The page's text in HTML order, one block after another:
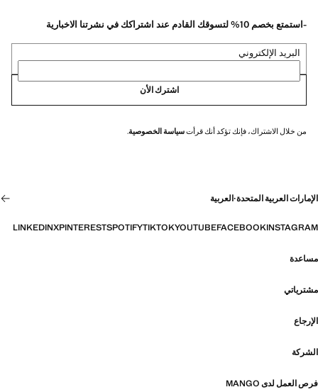
-استمتع بخصم 10% لتسوقك القادم عند اشتراكك في نشرتنا الاخبارية
البريد الإلكتروني
اشترك الأن
من خلال الاشتراك، فإنك تؤكد أنك قرأتسياسة الخصوصية.
الإمارات العربية المتحدة·العربية
INSTAGRAM
FACEBOOK
YOUTUBE
TIKTOK
SPOTIFY
PINTEREST
X
LINKEDIN
مساعدة
مشترياتي
الإرجاع
الشركة
فرص العمل لدى MANGO